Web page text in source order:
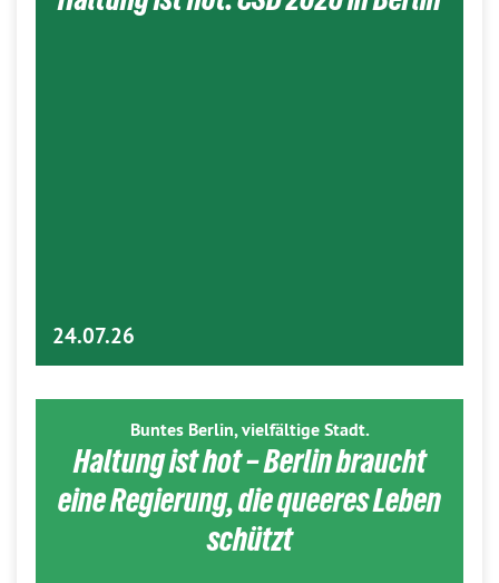
24.07.26
Buntes Berlin, vielfältige Stadt.
Haltung ist hot – Berlin braucht
eine Regierung, die queeres Leben
schützt